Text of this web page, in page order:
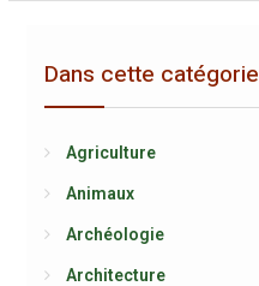
Dans cette catégorie
Agriculture
Animaux
Archéologie
Architecture